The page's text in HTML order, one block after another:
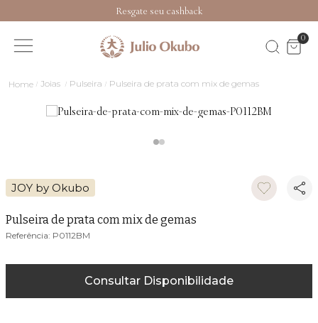
Resgate seu cashback
0
Joias Pulseira Pulseira de prata com mix de gemas
JOY by Okubo
Pulseira de prata com mix de gemas
P0112BM
Consultar Disponibilidade